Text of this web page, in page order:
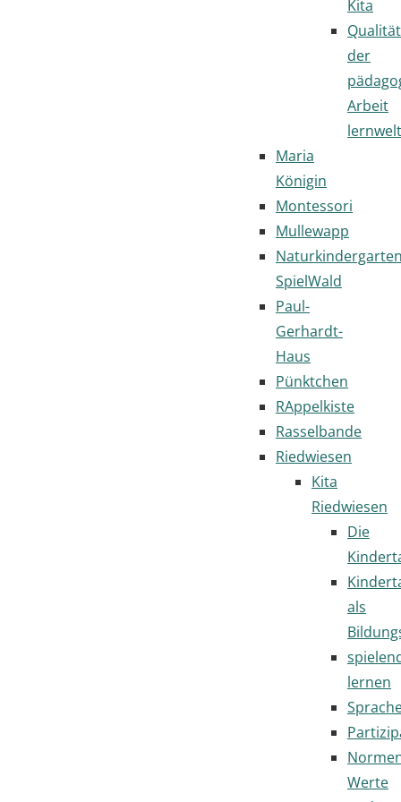
Kita
Qualität
der
Arbeit
lernwelt
Maria
Königin
Montessori
Mullewapp
SpielWald
Paul-
Gerhardt-
Haus
Pünktchen
RAppelkiste
Rasselbande
Riedwiesen
Kita
Riedwiesen
Die
als
lernen
Werte